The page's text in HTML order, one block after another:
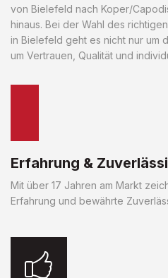
von Bielefeld nach Koper/
hinaus. Bei der Wahl des
in Bielefeld geht es nicht nur um
um Vertrauen, Qualität und
Erfahrung &
Mit über 17 Jahren am Markt
Erfahrung und bewährte